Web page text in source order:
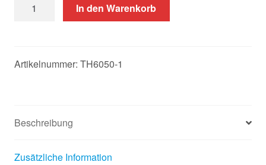
Bonrollen
In den Warenkorb
Artikelnummer: TH6050-1
Beschreibung
Zusätzliche Information